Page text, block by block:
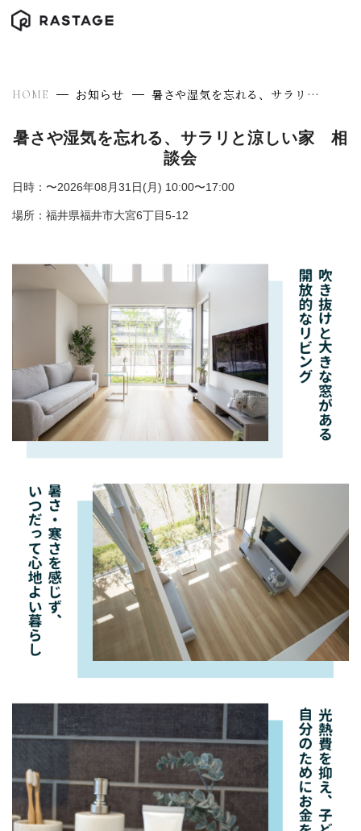
HOME お知らせ 暑さや湿気を忘れる、サラリと涼しい家 相談会
暑さや湿気を忘れる、サラリと涼しい家 相
談会
日時：〜2026年08月31日(月) 10:00〜17:00
場所：福井県福井市大宮6丁目5-12